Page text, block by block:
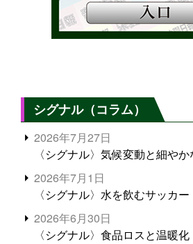
シグナル（コラム）
2026年7月27日
〈シグナル〉気候変動と細や
2026年7月1日
〈シグナル〉水を飲むサッカー
2026年6月30日
〈シグナル〉食品ロスと温暖化